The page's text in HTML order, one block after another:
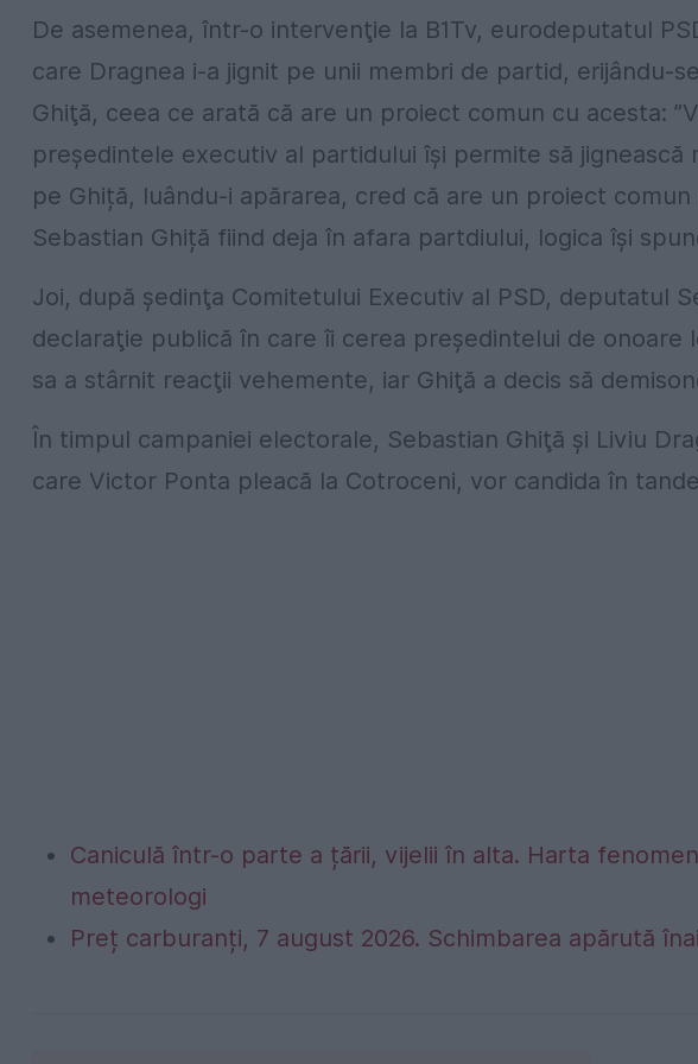
De asemenea, într-o intervenţie la B1Tv, eurodeputatul
care Dragnea i-a jignit pe unii membri de partid, erijându-
Ghiţă, ceea ce arată că are un proiect comun cu acesta:
președintele executiv al partidului își permite să
pe Ghiță, luându-i apărarea, cred că are un proiect
Sebastian Ghiță fiind deja în afara partdiului, logica își
Joi, după şedinţa Comitetului Executiv al PSD, deputatul
declaraţie publică în care îi cerea preşedintelui de onoare
sa a stârnit reacţii vehemente, iar Ghiţă a decis să
În timpul campaniei electorale, Sebastian Ghiţă şi Liviu
care Victor Ponta pleacă la Cotroceni, vor candida în
Caniculă într-o parte a țării, vijelii în alta. Harta
meteorologi
Preț carburanți, 7 august 2026. Schimbarea apărută